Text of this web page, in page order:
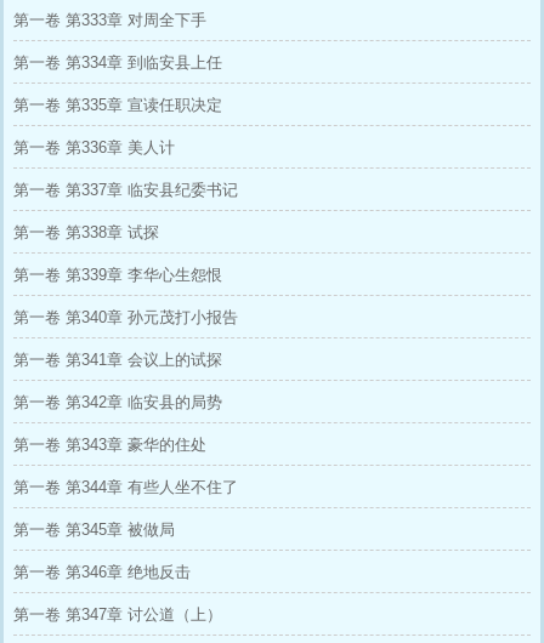
第一卷 第333章 对周全下手
第一卷 第334章 到临安县上任
第一卷 第335章 宣读任职决定
第一卷 第336章 美人计
第一卷 第337章 临安县纪委书记
第一卷 第338章 试探
第一卷 第339章 李华心生怨恨
第一卷 第340章 孙元茂打小报告
第一卷 第341章 会议上的试探
第一卷 第342章 临安县的局势
第一卷 第343章 豪华的住处
第一卷 第344章 有些人坐不住了
第一卷 第345章 被做局
第一卷 第346章 绝地反击
第一卷 第347章 讨公道（上）